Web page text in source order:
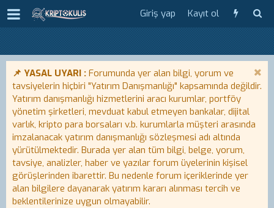
Giriş yap Kayıt ol
📌 YASAL UYARI : Forumunda yer alan bilgi, yorum ve
tavsiyelerin hiçbiri "Yatırım Danışmanlığı" kapsamında değildir.
Yatırım danışmanlığı hizmetlerini aracı kurumlar, portföy
yönetim şirketleri, mevduat kabul etmeyen bankalar, dijital
varlık, kripto para borsaları v.b. kurumlarla müşteri arasında
imzalanacak yatırım danışmanlığı sözleşmesi adı altında
yürütülmektedir. Burada yer alan tüm bilgi, belge, yorum,
tavsiye, analizler, haber ve yazılar forum üyelerinin kişisel
görüşlerinden ibarettir. Bu nedenle forum içeriklerinde yer
alan bilgilere dayanarak yatırım kararı alınması tercih ve
beklentilerinize uygun olmayabilir.